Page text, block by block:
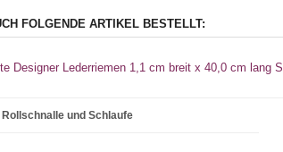
FOLGENDE ARTIKEL BESTELLT:
Designer Lederriemen 1,1 cm breit x 40,0 cm lang
und Schlaufe